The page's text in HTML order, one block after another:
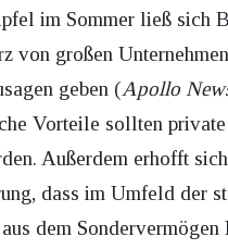
im Sommer ließ sich
von großen Unternehmen
geben (Apollo
Vorteile sollten
Außerdem erhofft
dass im Umfeld der
dem Sondervermögen